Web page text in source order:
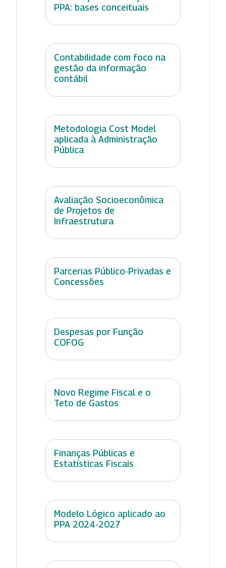
PPA: bases conceituais
Contabilidade com foco na
gestão da informação
contábil
Metodologia Cost Model
aplicada à Administração
Pública
Avaliação Socioeconômica
de Projetos de
Infraestrutura
Parcerias Público-Privadas e
Concessões
Despesas por Função
COFOG
Novo Regime Fiscal e o
Teto de Gastos
Finanças Públicas e
Estatísticas Fiscais
Modelo Lógico aplicado ao
PPA 2024-2027